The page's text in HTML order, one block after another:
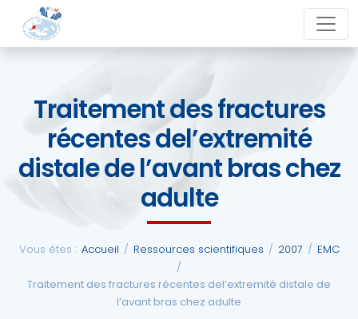
Traitement des fractures
récentes del’extremité
distale de l’avant bras chez
adulte
Vous êtes : Accueil / Ressources scientifiques / 2007 / EMC
/
Traitement des fractures récentes del’extremité distale de
l’avant bras chez adulte
close
SFCM
Actualités
Formations